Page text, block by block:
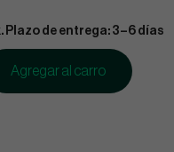
Plazo de entrega: 3–6 días
Agregar al carro